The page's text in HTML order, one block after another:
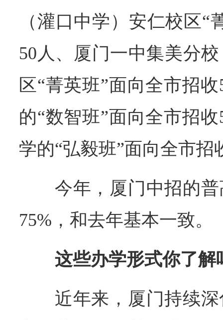
（灌口中学）安仁校区“
50人、厦门一中集美分
区“菁英班”面向全市招
的“数智班”面向全市招
学的“弘毅班”面向全市招
今年，厦门中招的
75%，和去年基本一致。
这些办学形式你了解
近年来，厦门持续